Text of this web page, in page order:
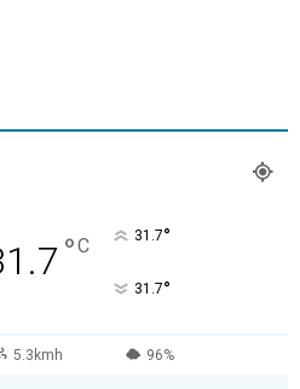
°C 31.7°
31.7°
5.3kmh 96%